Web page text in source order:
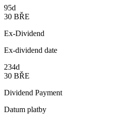
95d
30 BŘE
Ex-Dividend
Ex-dividend date
234d
30 BŘE
Dividend Payment
Datum platby